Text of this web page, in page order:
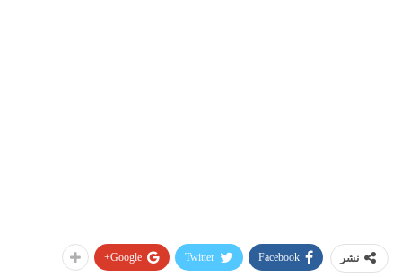
نشر Facebook
Twitter
Google+